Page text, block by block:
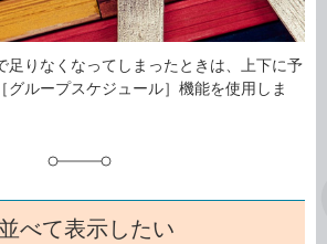
足りなくなってしまったときは、上下に予
グループスケジュール］機能を使用しま
べて表示したい